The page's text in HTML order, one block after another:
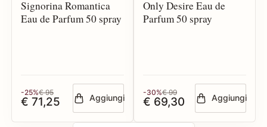
Signorina Romantica
Eau de Parfum 50 spray
-25%€ 95
€ 71,25 Aggiungi
Only Desire Eau de
Parfum 50 spray
-30%€ 99
€ 69,30 Aggiungi